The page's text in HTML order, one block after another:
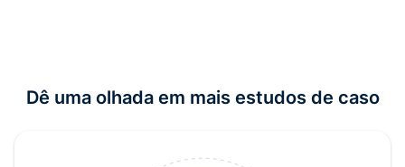
Dê uma olhada em mais estudos de caso